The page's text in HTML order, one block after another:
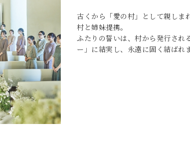
古くから「愛の村」として親しま
村と姉妹提携。
ふたりの誓いは、村から発行され
ー」に結実し、永遠に固く結ばれま